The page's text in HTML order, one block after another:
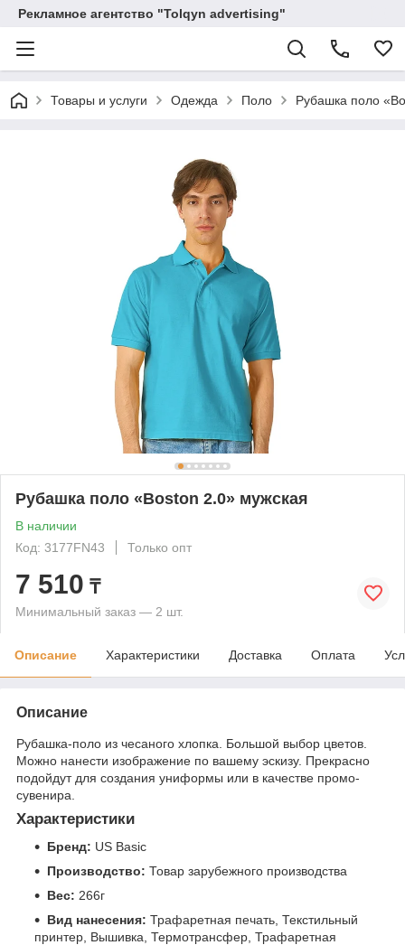
Рекламное агентство "Tolqyn advertising"
Товары и услуги Одежда Поло Рубашка поло
Рубашка поло «Boston 2.0» мужская
В наличии
Код: 3177FN43
Только опт
7 510 ₸
Минимальный заказ — 2 шт.
Описание Характеристики Доставка Оплата
Описание
Рубашка-поло из чесаного хлопка. Большой выбор цветов.
Можно нанести изображение по вашему эскизу. Прекрасно
подойдут для создания униформы или в качестве промо-
сувенира.
Характеристики
Бренд: US Basic
Производство: Товар зарубежного производства
Вес: 266г
Вид нанесения: Трафаретная печать, Текстильный
принтер, Вышивка, Термотрансфер, Трафаретная